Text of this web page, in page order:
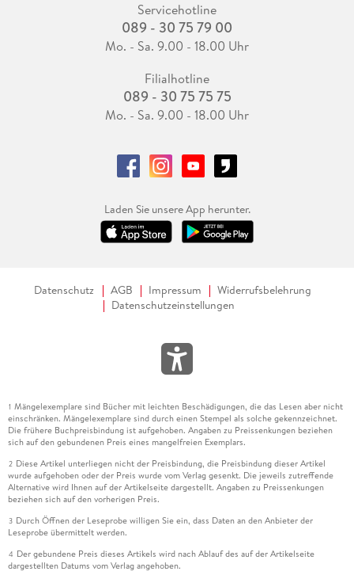
Servicehotline
089 - 30 75 79 00
Mo. - Sa. 9.00 - 18.00 Uhr
Filialhotline
089 - 30 75 75 75
Mo. - Sa. 9.00 - 18.00 Uhr
Laden Sie unsere App herunter.
Datenschutz AGB Impressum
Widerrufsbelehrung
Datenschutzeinstellungen
1 Mängelexemplare sind Bücher mit leichten Beschädigungen, die das Lesen aber nicht
einschränken. Mängelexemplare sind durch einen Stempel als solche gekennzeichnet.
Die frühere Buchpreisbindung ist aufgehoben. Angaben zu Preissenkungen beziehen
sich auf den gebundenen Preis eines mangelfreien Exemplars.
2 Diese Artikel unterliegen nicht der Preisbindung, die Preisbindung dieser Artikel
wurde aufgehoben oder der Preis wurde vom Verlag gesenkt. Die jeweils zutreffende
Alternative wird Ihnen auf der Artikelseite dargestellt. Angaben zu Preissenkungen
beziehen sich auf den vorherigen Preis.
3 Durch Öffnen der Leseprobe willigen Sie ein, dass Daten an den Anbieter der
Leseprobe übermittelt werden.
4 Der gebundene Preis dieses Artikels wird nach Ablauf des auf der Artikelseite
dargestellten Datums vom Verlag angehoben.